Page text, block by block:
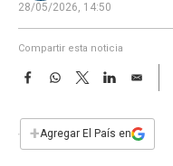
28/05/2026, 14:50
Compartir esta noticia
F
e
b
W
s
T
w
t
L
E
i
l
+Agregar El País en